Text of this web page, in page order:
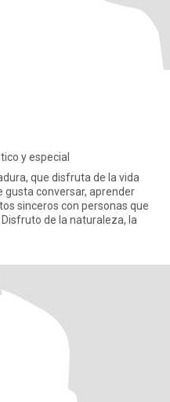
y especial
que disfruta de la vida
gusta conversar, aprender
sinceros con personas que
de la naturaleza, la